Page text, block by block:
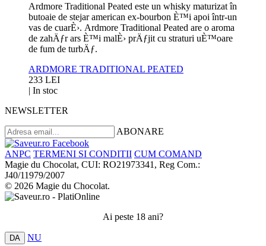
Ardmore Traditional Peated este un whisky maturizat în
butoaie de stejar american ex-bourbon È™i apoi într-un
vas de cuarÈ›. Ardmore Traditional Peated are o aroma
de zahÄƒr ars È™i malÈ› prÄƒjit cu straturi uÈ™oare
de fum de turbÄƒ.
ARDMORE TRADITIONAL PEATED
233 LEI
| In stoc
NEWSLETTER
ABONARE
ANPC TERMENI SI CONDITII CUM COMAND
Magie du Chocolat, CUI: RO21973341, Reg Com.:
J40/11979/2007
© 2026 Magie du Chocolat.
Ai peste 18 ani?
DA NU